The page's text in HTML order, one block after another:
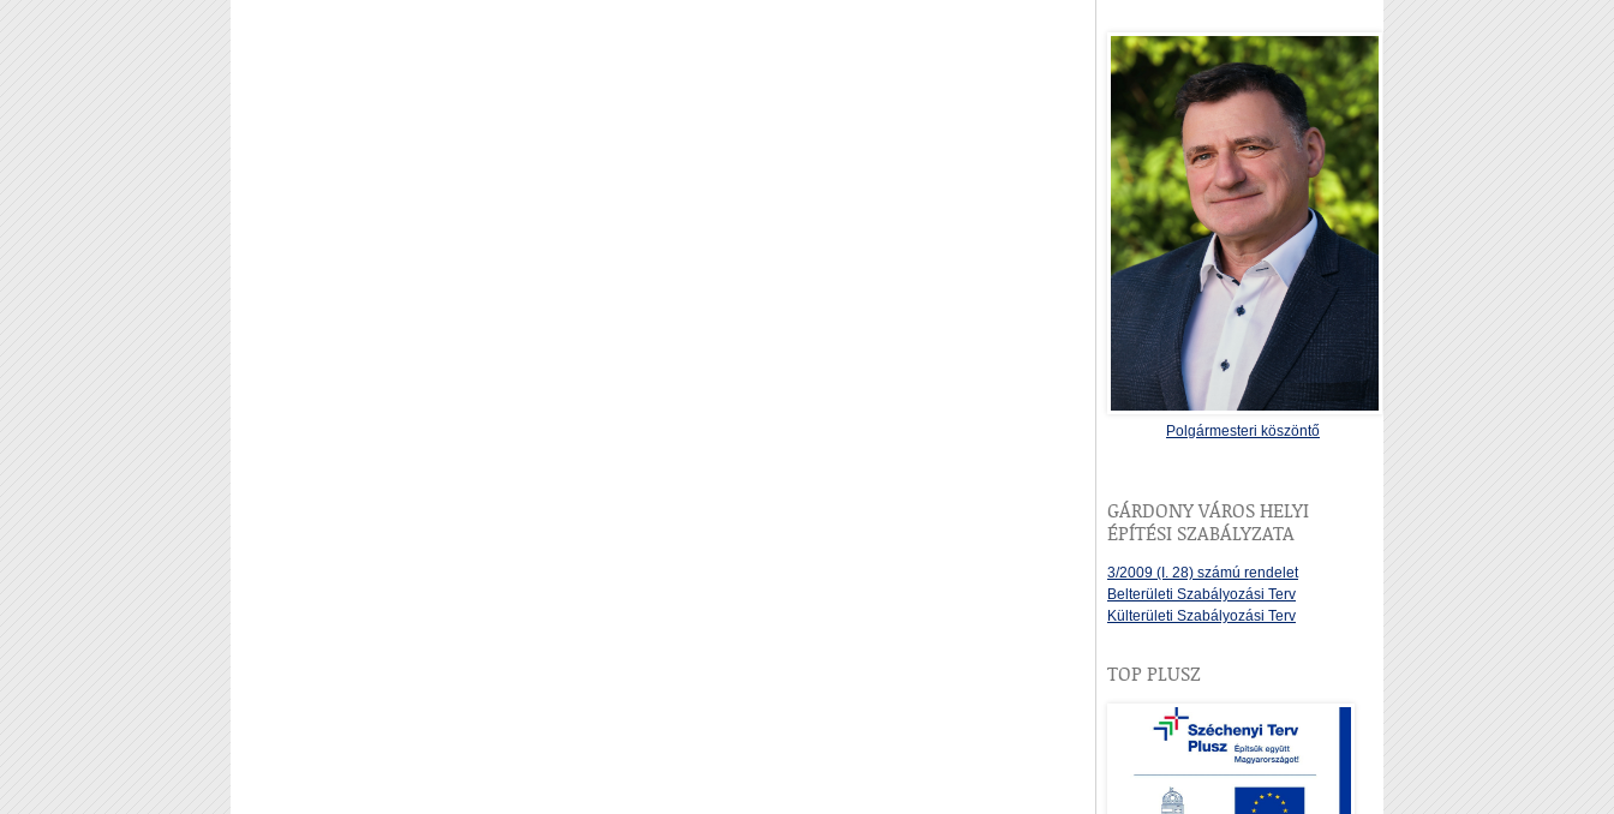
Polgármesteri köszöntő
GÁRDONY VÁROS HELYI
ÉPÍTÉSI SZABÁLYZATA
3/2009 (I. 28) számú rendelet
Belterületi Szabályozási Terv
Külterületi Szabályozási Terv
TOP PLUSZ